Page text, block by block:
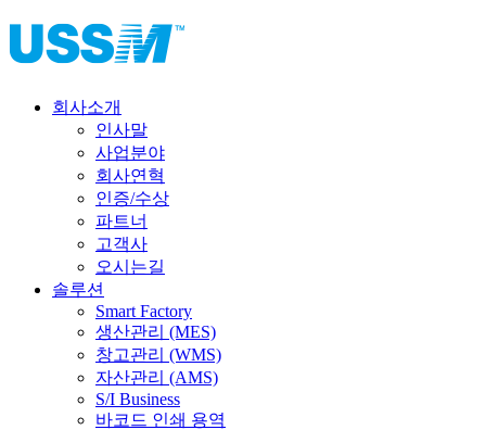
회사소개
인사말
사업분야
회사연혁
인증/수상
파트너
고객사
오시는길
솔루션
Smart Factory
생산관리 (MES)
창고관리 (WMS)
자산관리 (AMS)
S/I Business
바코드 인쇄 용역